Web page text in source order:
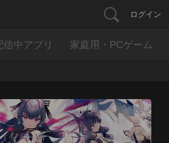
ログイン
信中アプリ 家庭用・PCゲーム